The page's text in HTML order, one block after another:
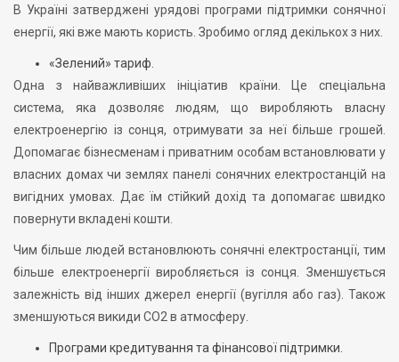
В Україні затверджені урядові програми підтримки сонячної
енергії, які вже мають користь. Зробимо огляд декількох з них.
«Зелений» тариф.
Одна з найважливіших ініціатив країни. Це спеціальна
система, яка дозволяє людям, що виробляють власну
електроенергію із сонця, отримувати за неї більше грошей.
Допомагає бізнесменам і приватним особам встановлювати у
власних домах чи землях панелі сонячних електростанцій на
вигідних умовах. Дає їм стійкий дохід та допомагає швидко
повернути вкладені кошти.
Чим більше людей встановлюють сонячні електростанції, тим
більше електроенергії виробляється із сонця. Зменшується
залежність від інших джерел енергії (вугілля або газ). Також
зменшуються викиди CO2 в атмосферу.
Програми кредитування та фінансової підтримки.